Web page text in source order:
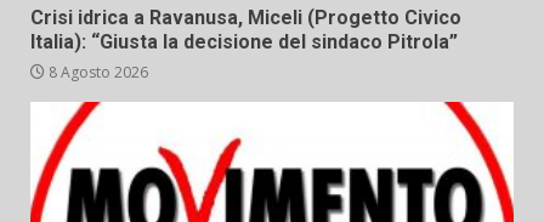
Crisi idrica a Ravanusa, Miceli (Progetto Civico
Italia): “Giusta la decisione del sindaco Pitrola”
8 Agosto 2026